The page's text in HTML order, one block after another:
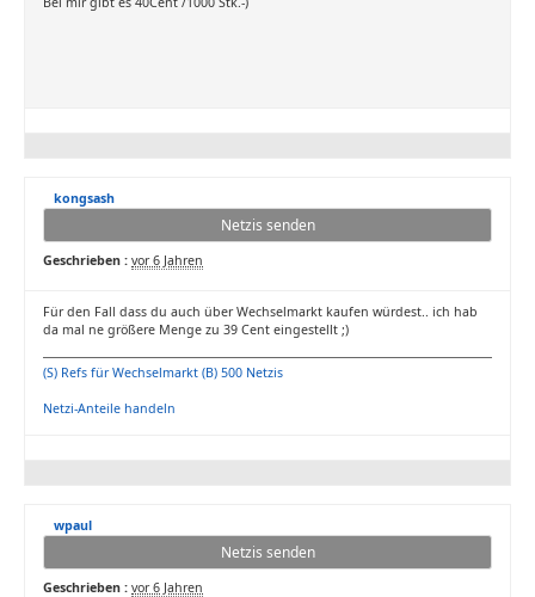
kongsash
Netzis senden
Geschrieben : vor 6 Jahren
Für den Fall dass du auch über Wechselmarkt kaufen würdest.. ich hab
da mal ne größere Menge zu 39 Cent eingestellt ;)
(S) Refs für Wechselmarkt (B) 500 Netzis
Netzi-Anteile handeln
wpaul
Netzis senden
Geschrieben : vor 6 Jahren